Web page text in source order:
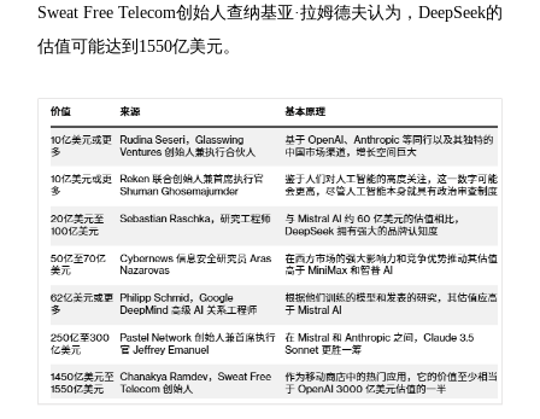
Sweat Free Telecom创始人查纳基亚·拉姆德夫认为，DeepSeek的
估值可能达到1550亿美元。